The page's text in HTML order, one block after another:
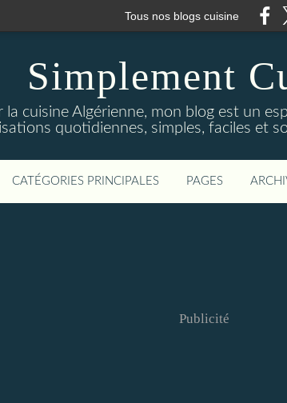
Tous nos blogs cuisine
Simplement
la cuisine Algérienne, mon blog est un
quotidiennes, simples, faciles et
CATÉGORIES PRINCIPALES PAGES
Publicité